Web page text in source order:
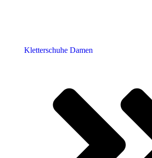
Kletterschuhe Damen